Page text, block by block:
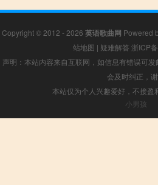
Copyright © 2012 - 2026 英语歌曲网 Powered
站地图 | 疑难解答 浙ICP
声明：本站内容来自互联网，如信息有错误可
会及时纠正，
本站仅为个人兴趣爱好，不接盈
小男孩